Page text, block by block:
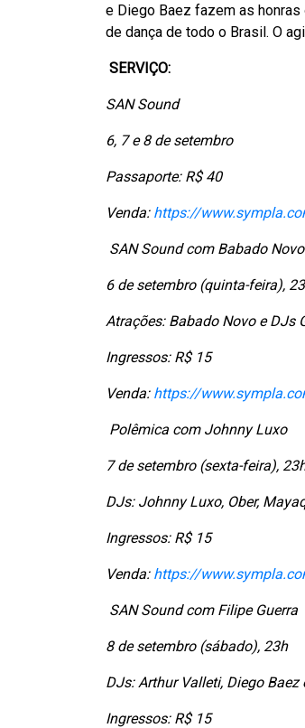
e Diego Baez fazem as honras
de dança de todo o Brasil. O
SERVIÇO:
SAN Sound
6, 7 e 8 de setembro
Passaporte: R$ 40
Venda: https://
SAN Sound com Babado Novo
6 de setembro (quinta-feira),
Atrações: Babado Novo e DJs
Ingressos: R$ 15
Venda: https://
Polêmica com Johnny Luxo
7 de setembro (sexta-feira),
DJs: Johnny Luxo, Ober,
Ingressos: R$ 15
Venda: https://
SAN Sound com Filipe Guerra
8 de setembro (sábado), 23h
DJs: Arthur Valleti, Diego Baez
Ingressos: R$ 15